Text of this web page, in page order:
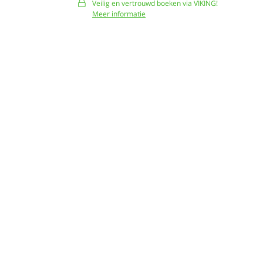
Veilig en vertrouwd boeken via VIKING!
Meer informatie